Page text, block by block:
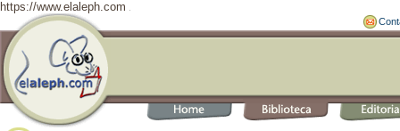
https://www.elaleph.com